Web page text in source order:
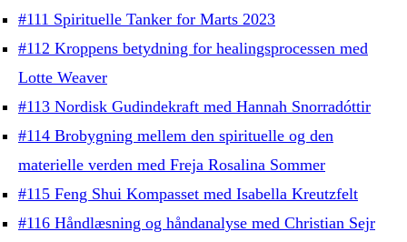
#111 Spirituelle Tanker for Marts 2023
#112 Kroppens betydning for healingsprocessen med
Lotte Weaver
#113 Nordisk Gudindekraft med Hannah Snorradóttir
#114 Brobygning mellem den spirituelle og den
materielle verden med Freja Rosalina Sommer
#115 Feng Shui Kompasset med Isabella Kreutzfelt
#116 Håndlæsning og håndanalyse med Christian Sejr